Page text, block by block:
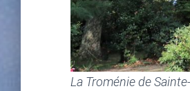
La Troménie de